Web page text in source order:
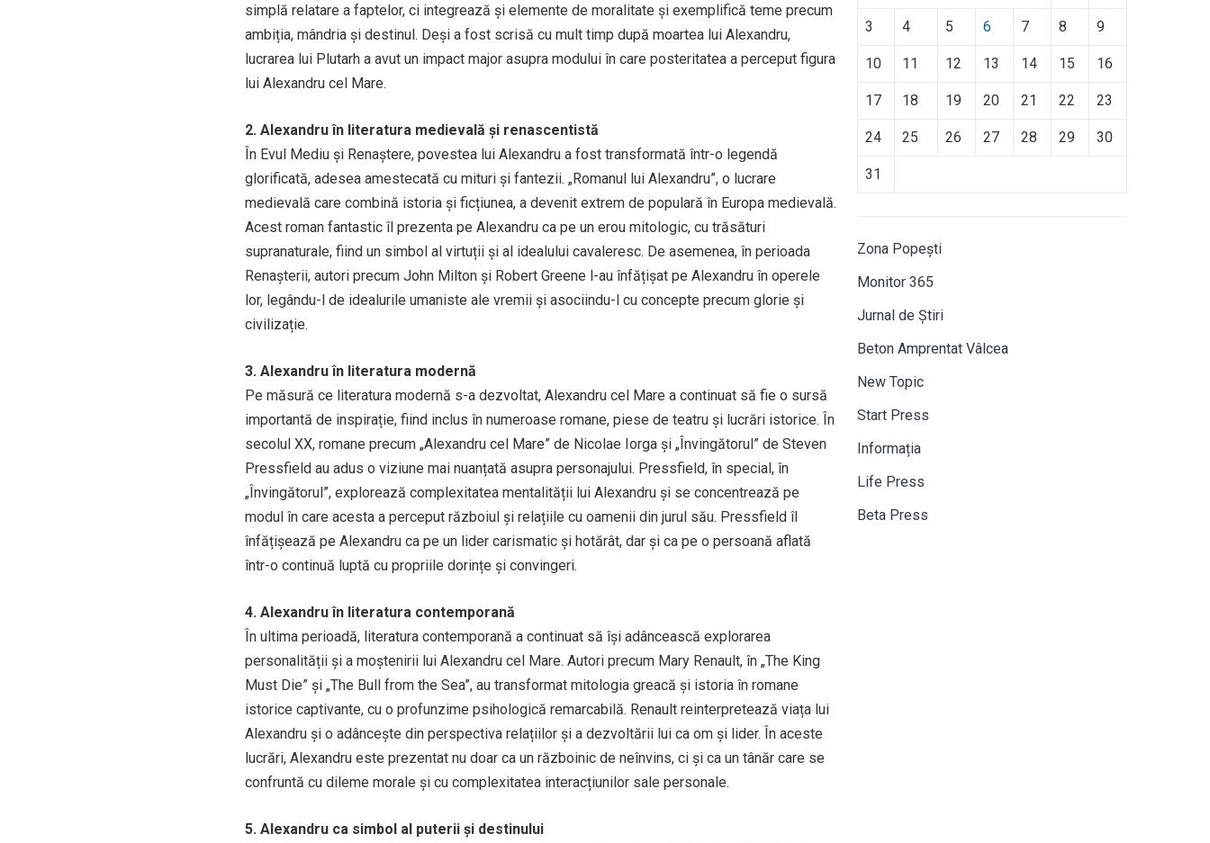
simplă relatare a faptelor, ci integrează și elemente de moralitate și exemplifică teme precum
ambiția, mândria și destinul. Deși a fost scrisă cu mult timp după moartea lui Alexandru,
lucrarea lui Plutarh a avut un impact major asupra modului în care posteritatea a perceput figura
lui Alexandru cel Mare.
2. Alexandru în literatura medievală și renascentistă
În Evul Mediu și Renaștere, povestea lui Alexandru a fost transformată într-o legendă
glorificată, adesea amestecată cu mituri și fantezii. „Romanul lui Alexandru”, o lucrare
medievală care combină istoria și ficțiunea, a devenit extrem de populară în Europa medievală.
Acest roman fantastic îl prezenta pe Alexandru ca pe un erou mitologic, cu trăsături
supranaturale, fiind un simbol al virtuții și al idealului cavaleresc. De asemenea, în perioada
Renașterii, autori precum John Milton și Robert Greene l-au înfățișat pe Alexandru în operele
lor, legându-l de idealurile umaniste ale vremii și asociindu-l cu concepte precum glorie și
civilizație.
3. Alexandru în literatura modernă
Pe măsură ce literatura modernă s-a dezvoltat, Alexandru cel Mare a continuat să fie o sursă
importantă de inspirație, fiind inclus în numeroase romane, piese de teatru și lucrări istorice. În
secolul XX, romane precum „Alexandru cel Mare” de Nicolae Iorga și „Învingătorul” de Steven
Pressfield au adus o viziune mai nuanțată asupra personajului. Pressfield, în special, în
„Învingătorul”, explorează complexitatea mentalității lui Alexandru și se concentrează pe
modul în care acesta a perceput războiul și relațiile cu oamenii din jurul său. Pressfield îl
înfățișează pe Alexandru ca pe un lider carismatic și hotărât, dar și ca pe o persoană aflată
într-o continuă luptă cu propriile dorințe și convingeri.
4. Alexandru în literatura contemporană
În ultima perioadă, literatura contemporană a continuat să își adâncească explorarea
personalității și a moștenirii lui Alexandru cel Mare. Autori precum Mary Renault, în „The King
Must Die” și „The Bull from the Sea”, au transformat mitologia greacă și istoria în romane
istorice captivante, cu o profunzime psihologică remarcabilă. Renault reinterpretează viața lui
Alexandru și o adâncește din perspectiva relațiilor și a dezvoltării lui ca om și lider. În aceste
lucrări, Alexandru este prezentat nu doar ca un războinic de neînvins, ci și ca un tânăr care se
confruntă cu dileme morale și cu complexitatea interacțiunilor sale personale.
5. Alexandru ca simbol al puterii și destinului
3 4 5 6 7 8 9
10 11 12 13 14 15 16
17 18 19 20 21 22 23
24 25 26 27 28 29 30
31
Zona Popești
Monitor 365
Jurnal de Știri
Beton Amprentat Vâlcea
New Topic
Start Press
Informația
Life Press
Beta Press